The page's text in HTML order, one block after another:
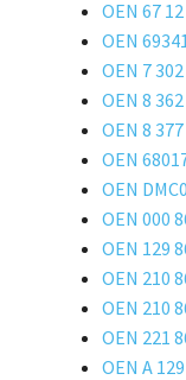
OEN 67
OEN
OEN 7
OEN 8
OEN 8
OEN
OEN
OEN 000
OEN 129
OEN 210
OEN 210
OEN 221
OEN A